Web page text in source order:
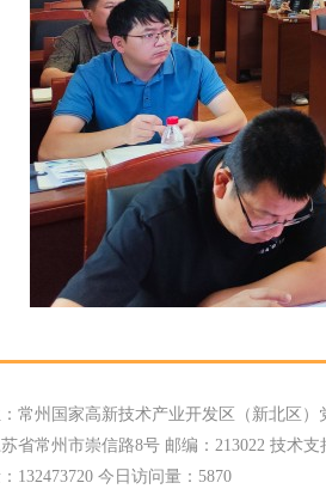
常州国家高新技术产业开发区（新北区）
省常州市崇信路8号 邮编：213022 技术支
132473720 今日访问量： 5870